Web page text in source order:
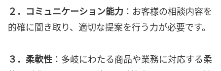
２．コミュニケーション能力 ：お客様の相談内容を
的確に聞き取り、適切な提案を行う力が必要です。
３．柔軟性 ：多岐にわたる商品や業務に対応する柔